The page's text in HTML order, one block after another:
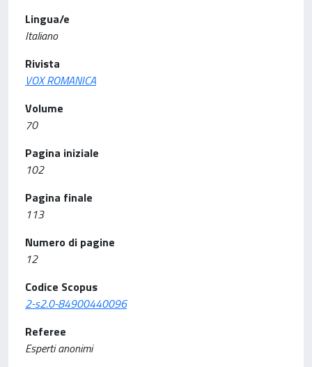
Lingua/e
Italiano
Rivista
VOX ROMANICA
Volume
70
Pagina iniziale
102
Pagina finale
113
Numero di pagine
12
Codice Scopus
2-s2.0-84900440096
Referee
Esperti anonimi